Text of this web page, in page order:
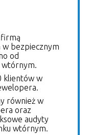
firmą
w bezpiecznym
od
klientów w
również w
oraz
audyty
wtórnym.